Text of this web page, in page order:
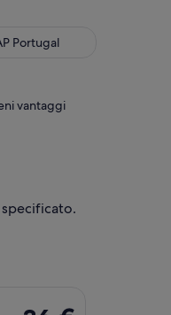
Portugal
vantaggi